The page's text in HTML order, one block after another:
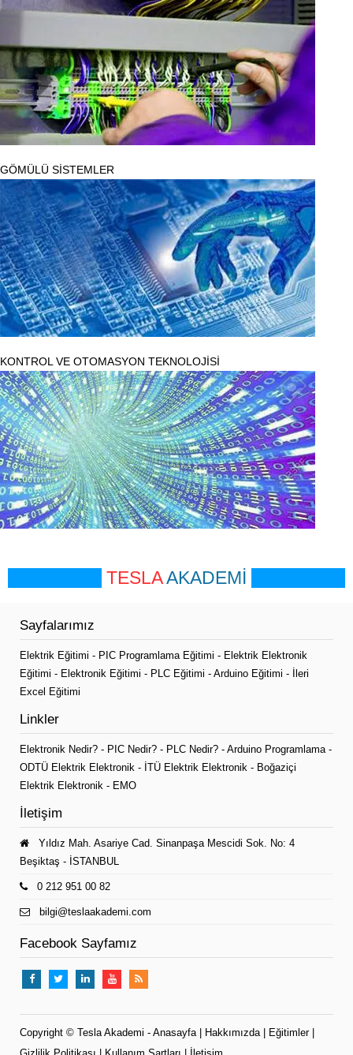
GÖMÜLÜ SİSTEMLER
KONTROL VE OTOMASYON TEKNOLOJİSİ
TESLAAKADEMİ
Sayfalarımız
Elektrik Eğitimi - PIC Programlama Eğitimi - Elektrik Elektronik
Eğitimi - Elektronik Eğitimi - PLC Eğitimi - Arduino Eğitimi -
İleri
Excel Eğitimi
Linkler
Elektronik Nedir? - PIC Nedir? - PLC Nedir? - Arduino Programlama-
ODTÜ Elektrik Elektronik - İTÜ Elektrik Elektronik - Boğaziçi
Elektrik Elektronik - EMO
İletişim
Yıldız Mah. Asariye Cad. Sinanpaşa Mescidi Sok. No: 4
Beşiktaş - İSTANBUL
0 212 951 00 82
bilgi@teslaakademi.com
Facebook Sayfamız
Copyright © Tesla Akademi - Anasayfa| Hakkımızda| Eğitimler|